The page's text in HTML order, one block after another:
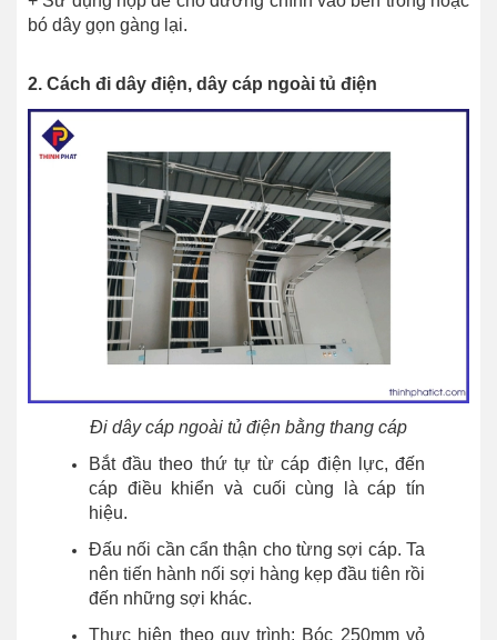
bó dây gọn gàng lại.
2. Cách đi dây điện, dây cáp ngoài tủ điện
Đi dây cáp ngoài tủ điện bằng thang cáp
Bắt đầu theo thứ tự từ cáp điện lực, đến
cáp điều khiển và cuối cùng là cáp tín
hiệu.
Đấu nối cần cẩn thận cho từng sợi cáp. Ta
nên tiến hành nối sợi hàng kẹp đầu tiên rồi
đến những sợi khác.
Thực hiện theo quy trình: Bóc 250mm vỏ